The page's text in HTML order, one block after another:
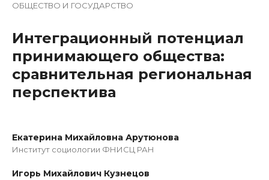
ОБЩЕСТВО И ГОСУДАРСТВО
Интеграционный потенциал
принимающего общества:
сравнительная региональная
перспектива
Екатерина Михайловна Арутюнова
Институт социологии ФНИСЦ РАН
Игорь Михайлович Кузнецов